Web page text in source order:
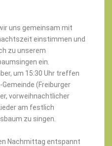
uns gemeinsam mit
einstimmen und
zu unserem
ein.
um 15:30 Uhr treffen
(Freiburger
vorweihnachtlicher
am festlich
zu singen.
Nachmittag entspannt